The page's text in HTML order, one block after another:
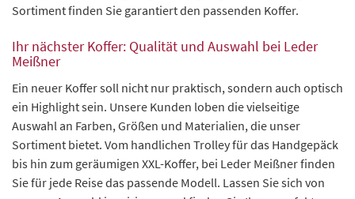
Sortiment finden Sie garantiert den passenden Koffer.
Ihr nächster Koffer: Qualität und Auswahl bei Leder
Meißner
Ein neuer Koffer soll nicht nur praktisch, sondern auch optisch
ein Highlight sein. Unsere Kunden loben die vielseitige
Auswahl an Farben, Größen und Materialien, die unser
Sortiment bietet. Vom handlichen Trolley für das Handgepäck
bis hin zum geräumigen XXL-Koffer, bei Leder Meißner finden
Sie für jede Reise das passende Modell. Lassen Sie sich von